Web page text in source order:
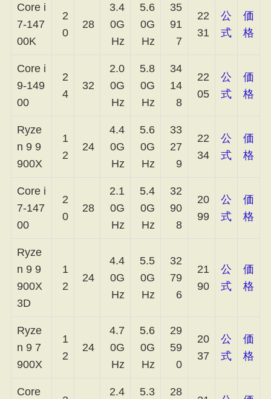
Core i
7-147
00K
2
0
28
3.4
0G
Hz
5.6
0G
Hz
35
91
7
22
31
公
式
価
格
Core i
9-149
00
2
4
32
2.0
0G
Hz
5.8
0G
Hz
34
14
8
22
05
公
式
価
格
Ryze
n 9 9
900X
1
2
24
4.4
0G
Hz
5.6
0G
Hz
33
27
9
22
34
公
式
価
格
Core i
7-147
00
2
0
28
2.1
0G
Hz
5.4
0G
Hz
32
90
8
20
99
公
式
価
格
Ryze
n 9 9
900X
3D
1
2
24
4.4
0G
Hz
5.5
0G
Hz
32
79
6
21
90
公
式
価
格
Ryze
n 9 7
900X
1
2
24
4.7
0G
Hz
5.6
0G
Hz
29
59
0
20
37
公
式
価
格
Core
2.4
5.3
28